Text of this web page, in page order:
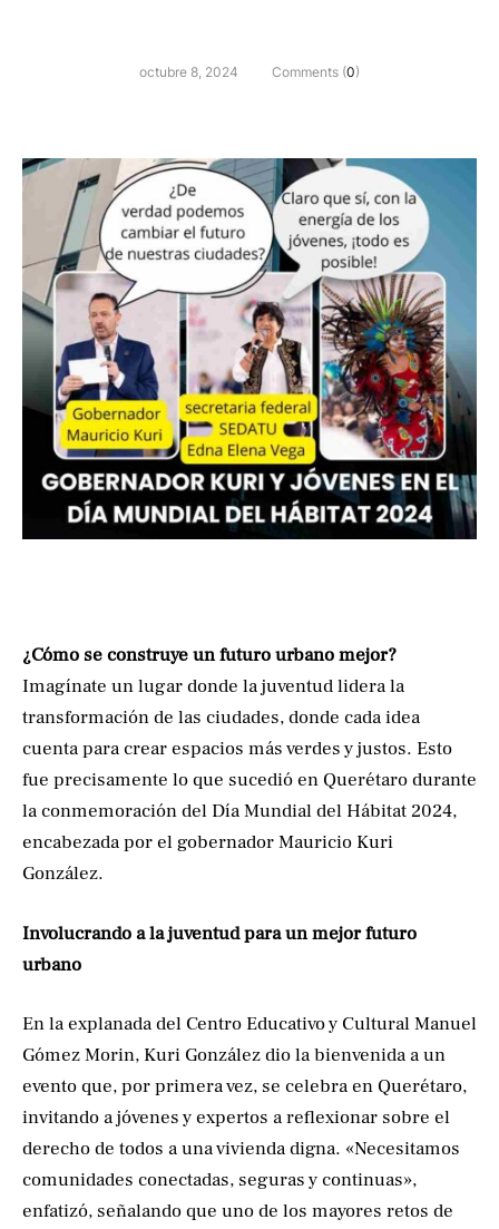
octubre 8, 2024 Comments (0)
¿Cómo se construye un futuro urbano mejor?
Imagínate un lugar donde la juventud lidera la
transformación de las ciudades, donde cada idea
cuenta para crear espacios más verdes y justos. Esto
fue precisamente lo que sucedió en Querétaro durante
la conmemoración del Día Mundial del Hábitat 2024,
encabezada por el gobernador Mauricio Kuri
González.
Involucrando a la juventud para un mejor futuro
urbano
En la explanada del Centro Educativo y Cultural Manuel
Gómez Morin, Kuri González dio la bienvenida a un
evento que, por primera vez, se celebra en Querétaro,
invitando a jóvenes y expertos a reflexionar sobre el
derecho de todos a una vivienda digna. «Necesitamos
comunidades conectadas, seguras y continuas»,
enfatizó, señalando que uno de los mayores retos de